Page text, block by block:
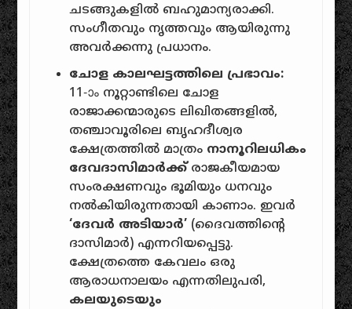
ചടങ്ങുകളിൽ ബഹുമാന്യരാക്കി.
സംഗീതവും നൃത്തവും ആയിരുന്നു
അവർക്കന്നു പ്രധാനം.
ചോള കാലഘട്ടത്തിലെ പ്രഭാവം:
11-ാം നൂറ്റാണ്ടിലെ ചോള
രാജാക്കന്മാരുടെ ലിഖിതങ്ങളിൽ,
തഞ്ചാവൂരിലെ ബൃഹദീശ്വര
ക്ഷേത്രത്തിൽ മാത്രം നാനൂറിലധികം
ദേവദാസിമാർക്ക്രാജകീയമായ
സംരക്ഷണവും ഭൂമിയും ധനവും
നൽകിയിരുന്നതായി കാണാം. ഇവർ
‘ദേവർ അടിയാർ’ (ദൈവത്തിൻ്റെ
ദാസിമാർ) എന്നറിയപ്പെട്ടു.
ക്ഷേത്രത്തെ കേവലം ഒരു
ആരാധനാലയം എന്നതിലുപരി,
കലയുടെയും